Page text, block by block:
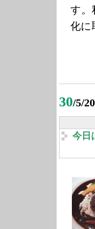
す。
化に
30/5/
今日